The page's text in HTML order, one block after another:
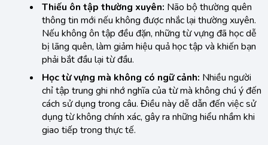
Thiếu ôn tập thường xuyên: Não bộ thường quên
thông tin mới nếu không được nhắc lại thường xuyên.
Nếu không ôn tập đều đặn, những từ vựng đã học dễ
bị lãng quên, làm giảm hiệu quả học tập và khiến bạn
phải bắt đầu lại từ đầu.
Học từ vựng mà không có ngữ cảnh: Nhiều người
chỉ tập trung ghi nhớ nghĩa của từ mà không chú ý đến
cách sử dụng trong câu. Điều này dễ dẫn đến việc sử
dụng từ không chính xác, gây ra những hiểu nhầm khi
giao tiếp trong thực tế.